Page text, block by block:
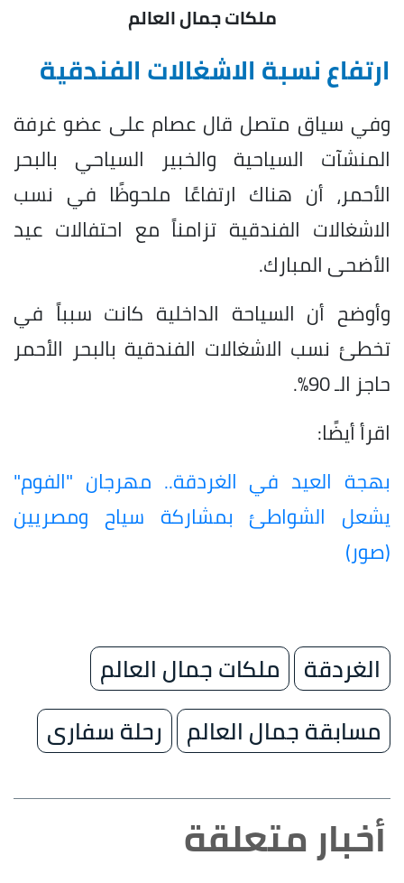
ملكات جمال العالم
ارتفاع نسبة الاشغالات الفندقية
وفي سياق متصل قال عصام على عضو غرفة
المنشآت السياحية والخبير السياحي بالبحر
الأحمر، أن هناك ارتفاعًا ملحوظًا في نسب
الاشغالات الفندقية تزامناً مع احتفالات عيد
الأضحى المبارك.
وأوضح أن السياحة الداخلية كانت سبباً في
تخطئ نسب الاشغالات الفندقية بالبحر الأحمر
حاجز الـ 90%.
اقرأ أيضًا:
بهجة العيد في الغردقة.. مهرجان "الفوم"
يشعل الشواطئ بمشاركة سياح ومصريين
(صور)
الغردقة
ملكات جمال العالم
مسابقة جمال العالم
رحلة سفارى
أخبار متعلقة